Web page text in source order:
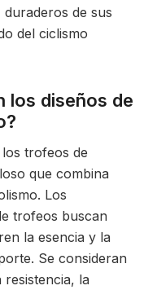
de sus
del ciclismo
los diseños de
trofeos de
que combina
Los
trofeos buscan
la esencia y la
Se consideran
la